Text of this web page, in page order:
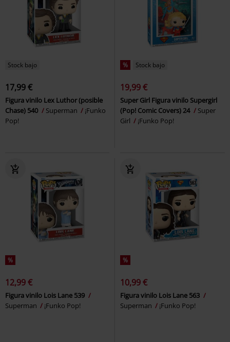
Stock bajo
17,99 €
Figura vinilo Lex Luthor (posible
Chase) 540
Superman
¡Funko
Pop!
% Stock bajo
19,99 €
Super Girl Figura vinilo Supergirl
(Pop! Comic Covers) 24
Super
Girl
¡Funko Pop!
%
12,99 €
Figura vinilo Lois Lane 539
Superman
¡Funko Pop!
%
10,99 €
Figura vinilo Lois Lane 563
Superman
¡Funko Pop!